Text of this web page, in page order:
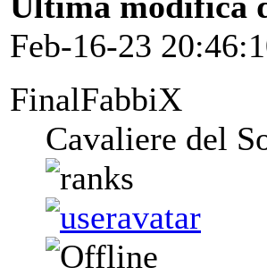
Feb-16-23
FinalFabbiX
Cavaliere del